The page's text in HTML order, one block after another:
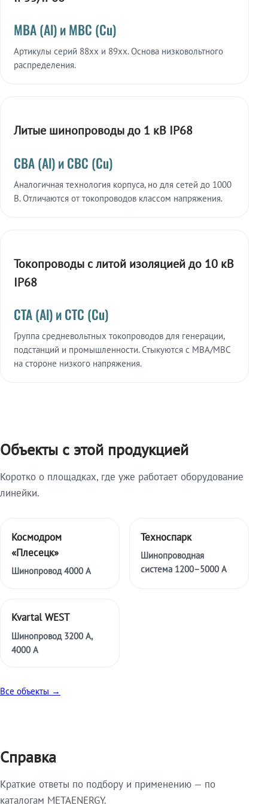
МВА (Al) и МВС (Cu)
Артикулы серий 88xx и 89xx. Основа низковольтного
распределения.
Литые шинопроводы до 1 кВ IP68
СВА (Al) и СВС (Cu)
Аналогичная технология корпуса, но для сетей до 1000
В. Отличаются от токопроводов классом напряжения.
Токопроводы с литой изоляцией до 10 кВ
IP68
СТА (Al) и СТС (Cu)
Группа средневольтных токопроводов для генерации,
подстанций и промышленности. Стыкуются с МВА/МВС
на стороне низкого напряжения.
Объекты с этой продукцией
Коротко о площадках, где уже работает оборудование
линейки.
Космодром
«Плесецк»
Шинопровод 4000 А
Техноспарк
Шинопроводная
система 1200–5000 А
Kvartal WEST
Шинопровод 3200 А,
4000 А
Все объекты →
Справка
Краткие ответы по подбору и применению — по
каталогам METAENERGY.